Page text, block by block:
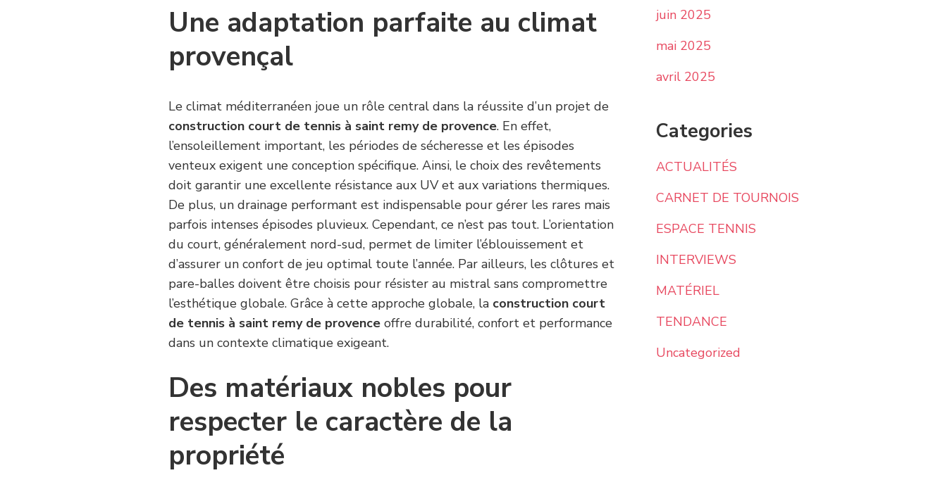
Une adaptation parfaite au climat
provençal
Le climat méditerranéen joue un rôle central dans la réussite d’un projet de
construction court de tennis à saint remy de provence. En effet,
l’ensoleillement important, les périodes de sécheresse et les épisodes
venteux exigent une conception spécifique. Ainsi, le choix des revêtements
doit garantir une excellente résistance aux UV et aux variations thermiques.
De plus, un drainage performant est indispensable pour gérer les rares mais
parfois intenses épisodes pluvieux. Cependant, ce n’est pas tout. L’orientation
du court, généralement nord-sud, permet de limiter l’éblouissement et
d’assurer un confort de jeu optimal toute l’année. Par ailleurs, les clôtures et
pare-balles doivent être choisis pour résister au mistral sans compromettre
l’esthétique globale. Grâce à cette approche globale, la construction court
de tennis à saint remy de provence offre durabilité, confort et performance
dans un contexte climatique exigeant.
Des matériaux nobles pour
respecter le caractère de la
propriété
juin 2025
mai 2025
avril 2025
Categories
ACTUALITÉS
CARNET DE TOURNOIS
ESPACE TENNIS
INTERVIEWS
MATÉRIEL
TENDANCE
Uncategorized